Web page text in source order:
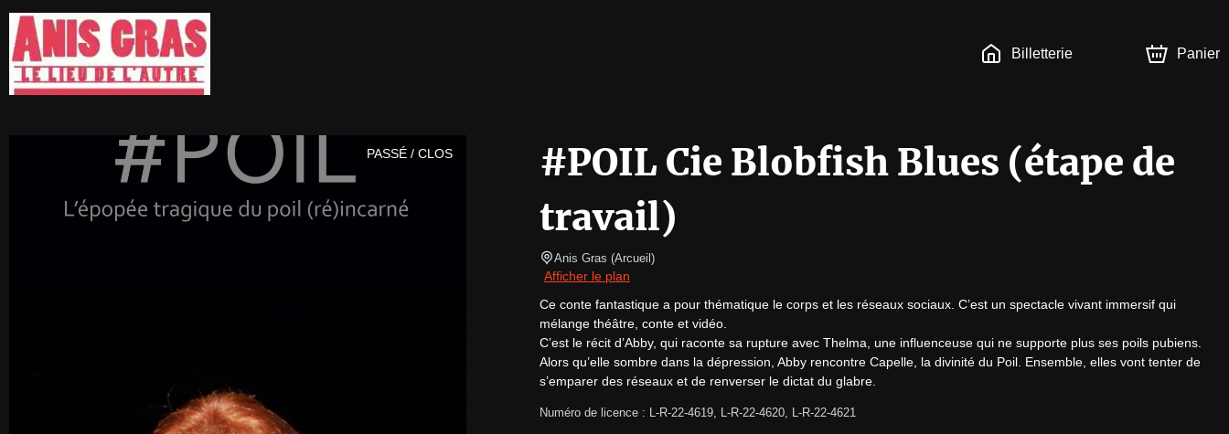
Billetterie Panier
PASSÉ / CLOS
#POIL Cie Blobfish Blues (étape de
travail)
Anis Gras (Arcueil )
Afficher le plan
Ce conte fantastique a pour thématique le corps et les réseaux sociaux. C’est un spectacle vivant immersif qui
mélange théâtre, conte et vidéo.
C’est le récit d’Abby, qui raconte sa rupture avec Thelma, une influenceuse qui ne supporte plus ses poils pubiens.
Alors qu’elle sombre dans la dépression, Abby rencontre Capelle, la divinité du Poil. Ensemble, elles vont tenter de
s’emparer des réseaux et de renverser le dictat du glabre.
Numéro de licence : L-R-22-4619, L-R-22-4620, L-R-22-4621